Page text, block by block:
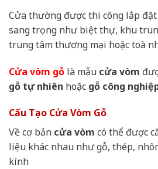
Cửa thường được thi công lắp
sang trọng như biệt thự, khu
trung tâm thương mại hoặc toà
Cửa vòm gỗ là mẫu cửa vòm
gỗ tự nhiên hoặc gỗ công
Cấu Tạo Cửa Vòm Gỗ
Về cơ bản cửa vòm có thể được
liệu khác nhau như gỗ, thép,
kính